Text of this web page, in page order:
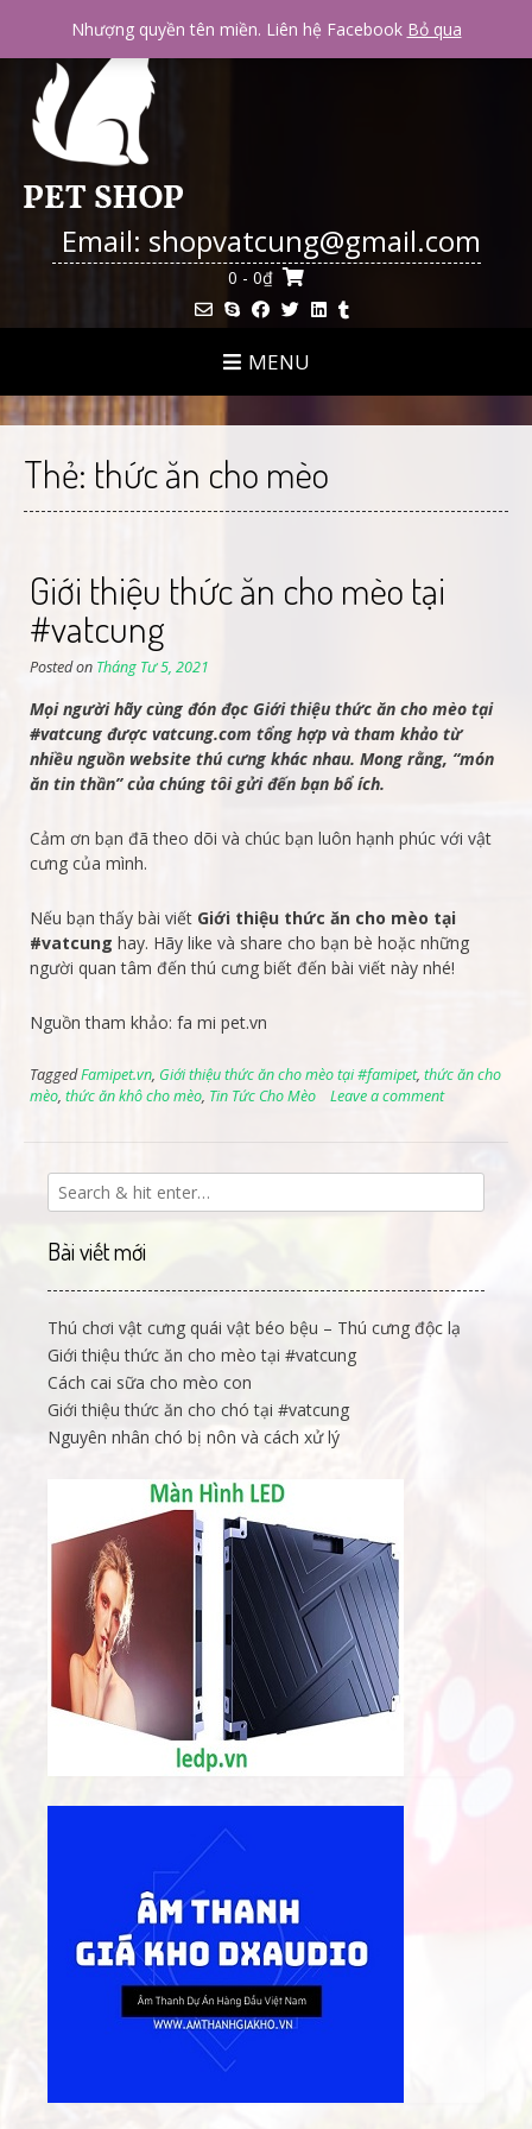
content
Email: shopvatcung@gmail.com
0 - 0₫
MENU
Thẻ: thức ăn cho mèo
Giới thiệu thức ăn cho mèo tại
#vatcung
Posted on Tháng Tư 5, 2021
Mọi người hãy cùng đón đọc Giới thiệu thức ăn cho mèo tại
#vatcung được vatcung.com tổng hợp và tham khảo từ
nhiều nguồn website thú cưng khác nhau. Mong rằng, “món
ăn tin thần” của chúng tôi gửi đến bạn bổ ích.
Cảm ơn bạn đã theo dõi và chúc bạn luôn hạnh phúc với vật
cưng của mình.
Nếu bạn thấy bài viết Giới thiệu thức ăn cho mèo tại
#vatcung hay. Hãy like và share cho bạn bè hoặc những
người quan tâm đến thú cưng biết đến bài viết này nhé!
Nguồn tham khảo: fa mi pet.vn
TaggedFamipet.vn, Giới thiệu thức ăn cho mèo tại #famipet, thức ăn cho
mèo, thức ăn khô cho mèo, Tin Tức Cho Mèo Leave a comment
Bài viết mới
Thú chơi vật cưng quái vật béo bệu – Thú cưng độc lạ
Giới thiệu thức ăn cho mèo tại #vatcung
Cách cai sữa cho mèo con
Giới thiệu thức ăn cho chó tại #vatcung
Nguyên nhân chó bị nôn và cách xử lý
Nhượng quyền tên miền. Liên hệ Facebook Bỏ qua